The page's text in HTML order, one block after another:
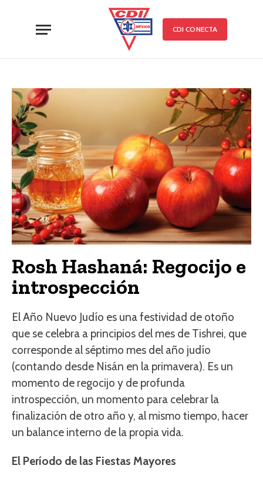
CDI CONECTA
Rosh Hashaná: Regocijo e
introspección
El Año Nuevo Judío es una festividad de otoño
que se celebra a principios del mes de Tishrei, que
corresponde al séptimo mes del año judío
(contando desde Nisán en la primavera). Es un
momento de regocijo y de profunda
introspección, un momento para celebrar la
finalización de otro año y, al mismo tiempo, hacer
un balance interno de la propia vida.
El Período de las Fiestas Mayores